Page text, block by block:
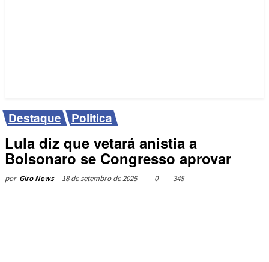
Destaque Politica
Lula diz que vetará anistia a
Bolsonaro se Congresso aprovar
por Giro News 18 de setembro de 2025 0 348